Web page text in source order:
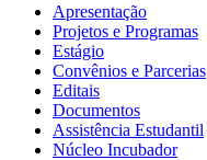
Apresentação
Projetos e Programas
Estágio
Convênios e Parcerias
Editais
Documentos
Assistência Estudantil
Núcleo Incubador